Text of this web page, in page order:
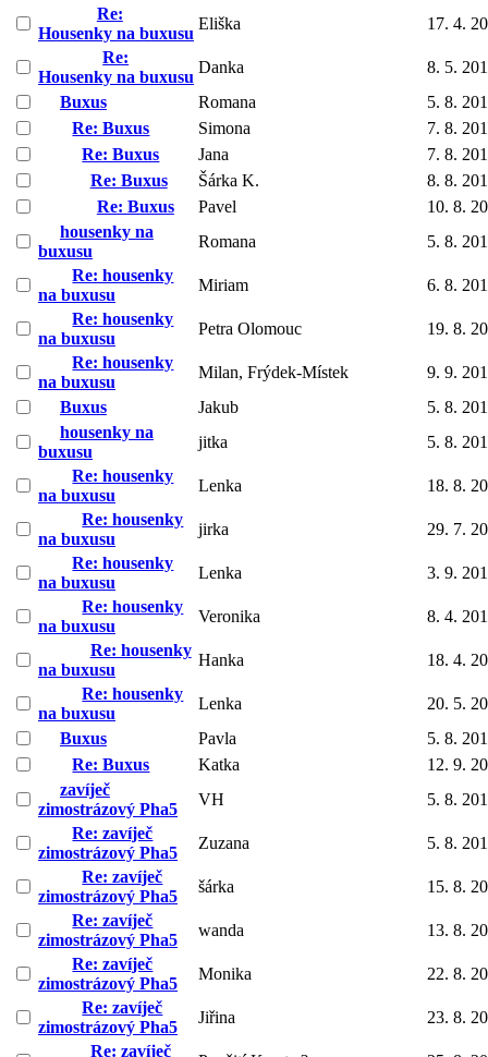
Re:
Housenky na buxusu
Eliška
17. 4.
Re:
Housenky na buxusu
Danka
8. 5.
Buxus
Romana
5. 8.
Re: Buxus
Simona
7. 8.
Re: Buxus
Jana
7. 8.
Re: Buxus
Šárka K.
8. 8.
Re: Buxus
Pavel
10. 8.
housenky na
buxusu
Romana
5. 8.
Re: housenky
na buxusu
Miriam
6. 8.
Re: housenky
na buxusu
Petra Olomouc
19. 8.
Re: housenky
na buxusu
Milan, Frýdek-Místek
9. 9.
Buxus
Jakub
5. 8.
housenky na
buxusu
jitka
5. 8.
Re: housenky
na buxusu
Lenka
18. 8.
Re: housenky
na buxusu
jirka
29. 7.
Re: housenky
na buxusu
Lenka
3. 9.
Re: housenky
na buxusu
Veronika
8. 4.
Re: housenky
na buxusu
Hanka
18. 4.
Re: housenky
na buxusu
Lenka
20. 5.
Buxus
Pavla
5. 8.
Re: Buxus
Katka
12. 9.
zavíječ
zimostrázový Pha5
VH
5. 8.
Re: zavíječ
zimostrázový Pha5
Zuzana
5. 8.
Re: zavíječ
zimostrázový Pha5
šárka
15. 8.
Re: zavíječ
zimostrázový Pha5
wanda
13. 8.
Re: zavíječ
zimostrázový Pha5
Monika
22. 8.
Re: zavíječ
zimostrázový Pha5
Jiřina
23. 8.
Re: zavíječ